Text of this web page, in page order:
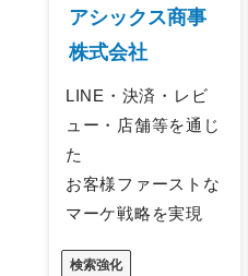
アシックス商事
株式会社
LINE・決済・レビ
ュー・店舗等を通じ
た
お客様ファーストな
マーケ戦略を実現
検索強化